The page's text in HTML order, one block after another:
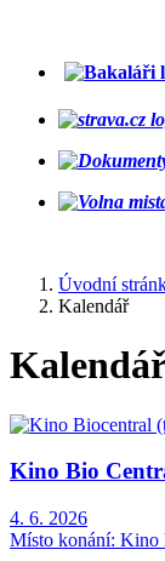
Úvodní
Kalendář
Kino Bio
4. 6. 2026
Místo konání: Kino